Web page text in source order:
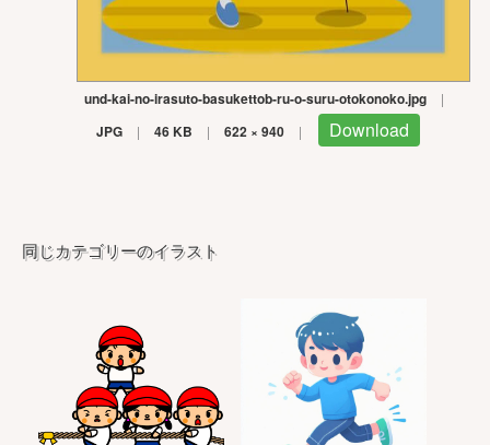
und-kai-no-irasuto-basukettob-ru-o-suru-otokonoko.jpg |
JPG | 46 KB | 622 × 940 | Download
同じカテゴリーのイラスト